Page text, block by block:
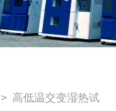
>高低温交变湿热试